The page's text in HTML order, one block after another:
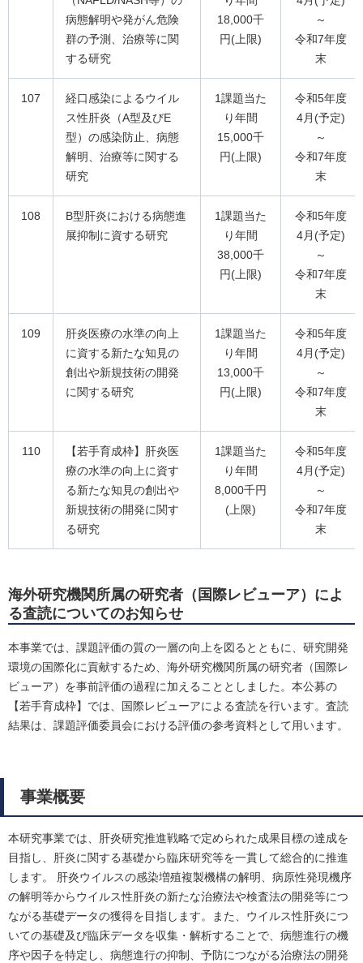
病態解明や発がん危険
群の予測、治療等に関
する研究
18,000千
円(上限)
～
令和7年度
末
107
経口感染によるウイル
ス性肝炎（A型及びE
型）の感染防止、病態
解明、治療等に関する
研究
1課題当た
り年間
15,000千
円(上限)
令和5年度
4月(予定)
～
令和7年度
末
108
B型肝炎における病態進
展抑制に資する研究
1課題当た
り年間
38,000千
円(上限)
令和5年度
4月(予定)
～
令和7年度
末
109
肝炎医療の水準の向上
に資する新たな知見の
創出や新規技術の開発
に関する研究
1課題当た
り年間
13,000千
円(上限)
令和5年度
4月(予定)
～
令和7年度
末
110
【若手育成枠】肝炎医
療の水準の向上に資す
る新たな知見の創出や
新規技術の開発に関す
る研究
1課題当た
り年間
8,000千円
(上限)
令和5年度
4月(予定)
～
令和7年度
末
海外研究機関所属の研究者（国際レビューア）によ
る査読についてのお知らせ
本事業では、課題評価の質の一層の向上を図るとともに、研究開発
環境の国際化に貢献するため、海外研究機関所属の研究者（国際レ
ビューア）を事前評価の過程に加えることとしました。本公募の
【若手育成枠】では、国際レビューアによる査読を行います。査読
結果は、課題評価委員会における評価の参考資料として用います。
事業概要
本研究事業では、肝炎研究推進戦略で定められた成果目標の達成を
目指し、肝炎に関する基礎から臨床研究等を一貫して総合的に推進
します。 肝炎ウイルスの感染増殖複製機構の解明、病原性発現機序
の解明等からウイルス性肝炎の新たな治療法や検査法の開発等につ
ながる基礎データの獲得を目指します。また、ウイルス性肝炎につ
いての基礎及び臨床データを収集・解析することで、病態進行の機
序や因子を特定し、病態進行の抑制、予防につながる治療法の開発